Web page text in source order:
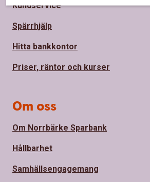
Kundservice
Spärrhjälp
Hitta bankkontor
Priser, räntor och kurser
Om oss
Om Norrbärke Sparbank
Hållbarhet
Samhällsengagemang